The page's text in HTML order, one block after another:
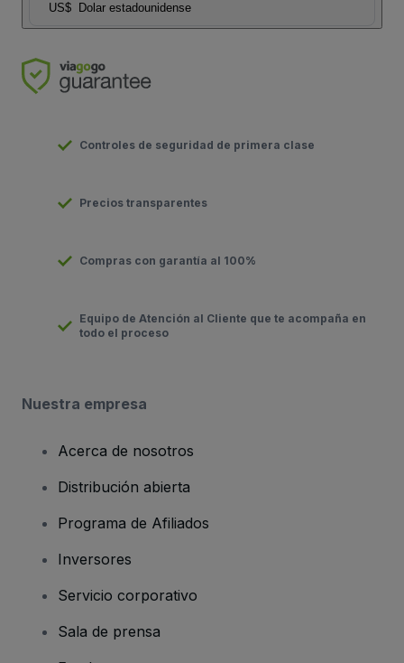
US$ Dolar estadounidense
Controles de seguridad de primera clase
Precios transparentes
Compras con garantía al 100%
Equipo de Atención al Cliente que te acompaña en
todo el proceso
Nuestra empresa
Acerca de nosotros
Distribución abierta
Programa de Afiliados
Inversores
Servicio corporativo
Sala de prensa